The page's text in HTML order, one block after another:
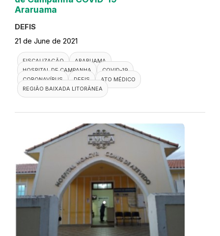
Araruama
DEFIS
21 de June de 2021
FISCALIZAÇÃO
ARARUAMA
HOSPITAL DE CAMPANHA
COVID-19
CORONAVÍRUS
DEFIS
ATO MÉDICO
REGIÃO BAIXADA LITORÂNEA